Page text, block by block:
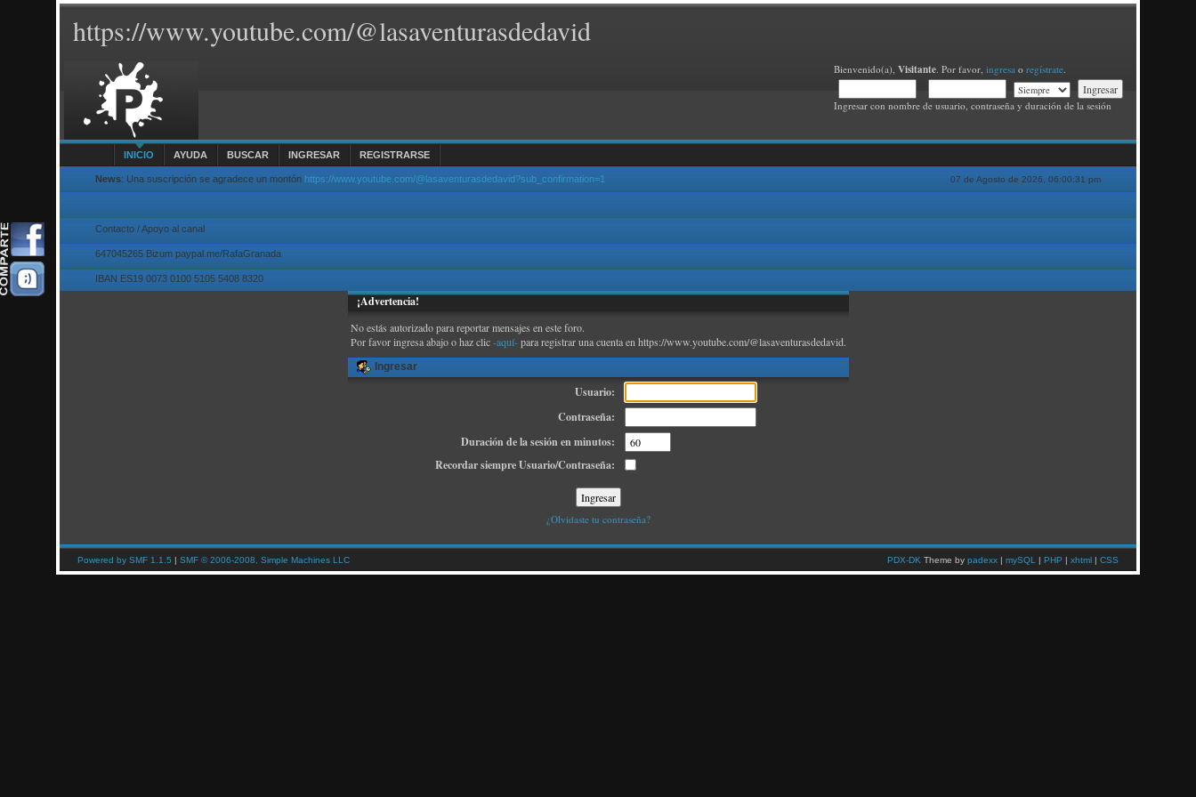
https://www.youtube.com/@lasaventurasdedavid
Bienvenido(a), Visitante. Por favor, ingresao regístrate.
Ingresar con nombre de usuario, contraseña y duración de la sesión
INICIO AYUDA BUSCAR INGRESAR REGISTRARSE
07 de Agosto de 2026, 06:00:31 pm
News: Una suscripción se agradece un montón https://www.youtube.com/@lasaventurasdedavid?sub_confirmation=1
Contacto / Apoyo al canal
647045265 Bizum paypal.me/RafaGranada
IBAN ES19 0073 0100 5105 5408 8320
¡Advertencia!
No estás autorizado para reportar mensajes en este foro.
Por favor ingresa abajo o haz clic-aquí-para registrar una cuenta en https://www.youtube.com/@lasaventurasdedavid.
Ingresar
Usuario:
Contraseña:
Duración de la sesión en minutos:
Recordar siempre Usuario/Contraseña:
¿Olvidaste tu contraseña?
Powered by SMF 1.1.5 |SMF © 2006-2008, Simple Machines LLC PDX-DK Theme by padexx| mySQL | PHP | xhtml| CSS